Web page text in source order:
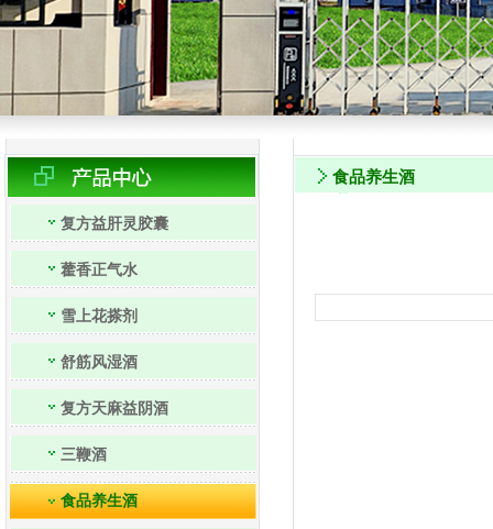
复方益肝灵胶囊
藿香正气水
雪上花搽剂
舒筋风湿酒
复方天麻益阴酒
三鞭酒
食品养生酒
食品养生酒